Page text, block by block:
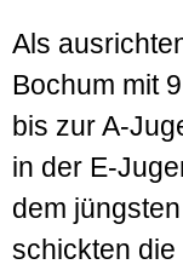
Als
Bochum mit
bis zur A-
in der E-
dem
schickten